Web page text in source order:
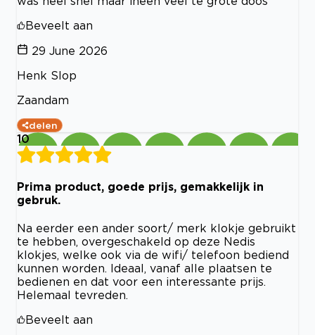
Beveelt aan
29 June 2026
Henk Slop
Zaandam
delen
10
Prima product, goede prijs, gemakkelijk in
gebruk.
Na eerder een ander soort/ merk klokje gebruikt
te hebben, overgeschakeld op deze Nedis
klokjes, welke ook via de wifi/ telefoon bediend
kunnen worden. Ideaal, vanaf alle plaatsen te
bedienen en dat voor een interessante prijs.
Helemaal tevreden.
Beveelt aan